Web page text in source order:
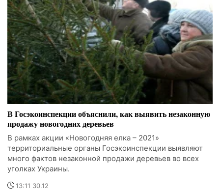
В Госэкоинспекции объяснили, как выявить незаконную
продажу новогодних деревьев
В рамках акции «Новогодняя елка – 2021»
территориальные органы Госэкоинспекции выявляют
много фактов незаконной продажи деревьев во всех
уголках Украины.
13:11 30.12